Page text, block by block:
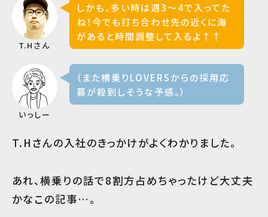
T.Hさん
しかも、多い時は週3〜4で入ってた
ね！今でも打ち合わせ先の近くに海
があると時間調整して入るよ↑↑
いっしー
（また横乗りLOVERSからの採用応
募が殺到しそうな予感。）
T.Hさんの入社のきっかけがよくわかりました。
あれ、横乗りの話で8割方占めちゃったけど大丈夫
かなこの記事…。